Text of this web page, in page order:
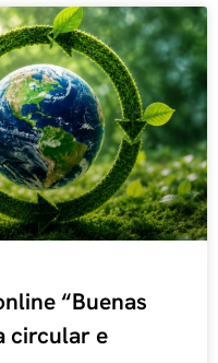
“Buenas
circular e